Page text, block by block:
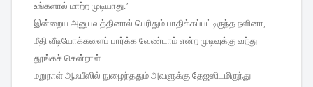
உங்களால் மாற்ற முடியாது.’
இன்றைய அனுபவத்தினால் பெரிதும் பாதிக்கப்பட்டிருந்த நளினா,
மீதி வீடியோக்களைப் பார்க்க வேண்டாம் என்ற முடிவுக்கு வந்து
தூங்கச் சென்றாள்.
மறுநாள் ஆஃபீஸில் நுழைந்ததும் அவளுக்கு தேஜஸிடமிருந்து